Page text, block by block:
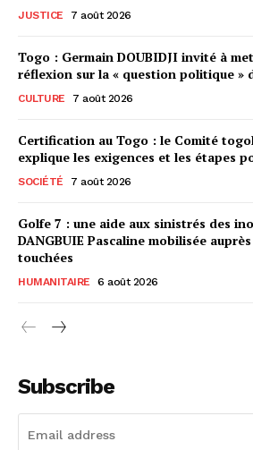
JUSTICE 7 août 2026
Togo : Germain DOUBIDJI invité à
réflexion sur la « question politique »
CULTURE 7 août 2026
Certification au Togo : le Comité
explique les exigences et les étapes
SOCIÉTÉ 7 août 2026
Golfe 7 : une aide aux sinistrés des
DANGBUIE Pascaline mobilisée
touchées
HUMANITAIRE 6 août 2026
Subscribe